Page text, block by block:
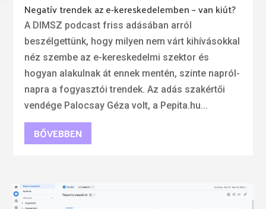
Negatív trendek az e-kereskedelemben – van kiút?
A DIMSZ podcast friss adásában arról
beszélgettünk, hogy milyen nem várt kihívásokkal
néz szembe az e-kereskedelmi szektor és
hogyan alakulnak át ennek mentén, szinte napról-
napra a fogyasztói trendek. Az adás szakértői
vendége Palocsay Géza volt, a Pepita.hu...
BŐVEBBEN